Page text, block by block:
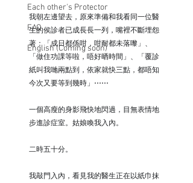
Each other's Protector
FAQ
English (Coming soon)
我朝左邊望去，原來準備和我看同一位醫
生的侯診者已成長長一列，嘴裡不斷埋怨
著：「成日都係咁，咁耐都未落嚟」、
「做住功課等啦，唔好晒時間」、「覆診
紙叫我哋兩點到，依家就快三點，都唔知
今次又要等到幾時」⋯⋯
一個高瘦的身影飛快地閃過，目無表情地
步進診症室。姑娘喚我入內。
二時五十分。
我敲門入內，看見我的醫生正在以紙巾抹